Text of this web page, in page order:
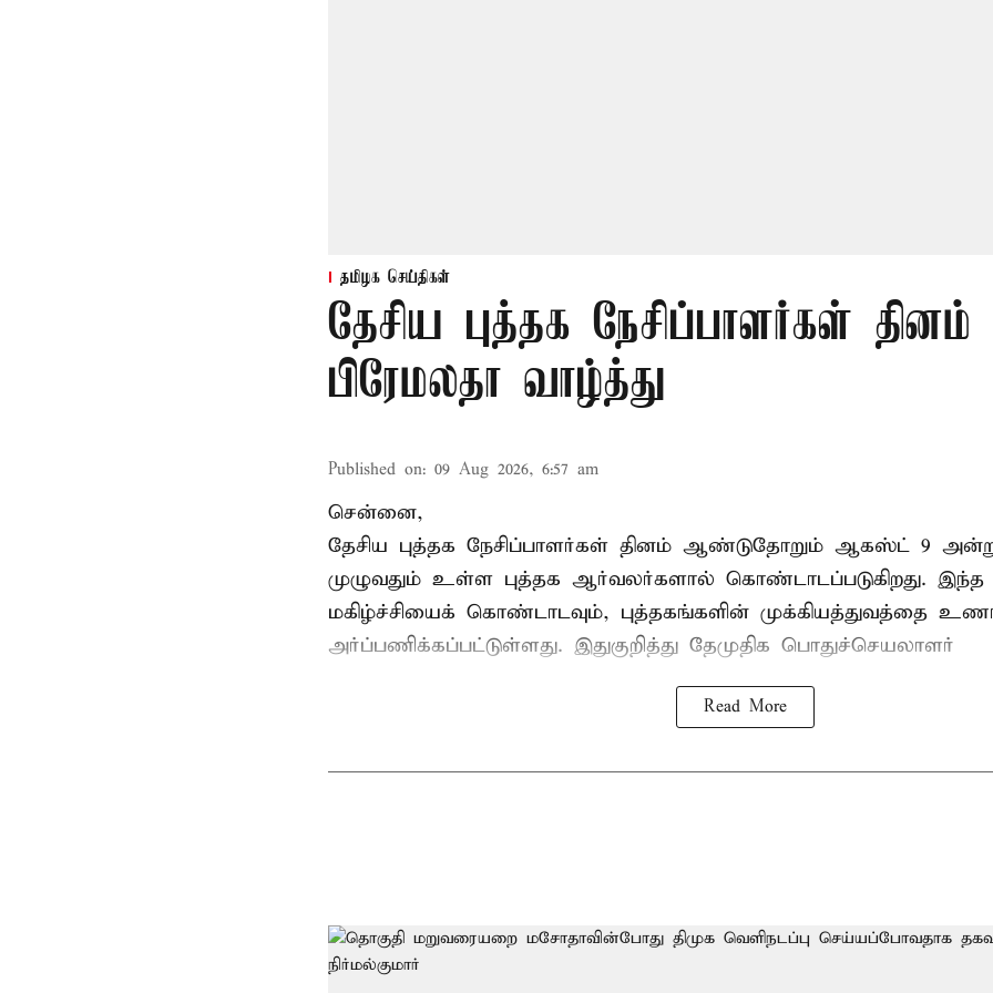
தமிழக செய்திகள்
தேசிய புத்தக நேசிப்பாளர்கள் தினம்
பிரேமலதா வாழ்த்து
Published on: 09 Aug 2026, 6:57 am
சென்னை,
தேசிய புத்தக நேசிப்பாளர்கள் தினம் ஆண்டுதோறும் ஆகஸ்ட் 9
முழுவதும் உள்ள புத்தக ஆர்வலர்களால் கொண்டாடப்படுகிறது. இந்த
மகிழ்ச்சியைக் கொண்டாடவும், புத்தகங்களின் முக்கியத்துவத்தை
அர்ப்பணிக்கப்பட்டுள்ளது. இதுகுறித்து தேமுதிக பொதுச்செயலாளர்
Read More